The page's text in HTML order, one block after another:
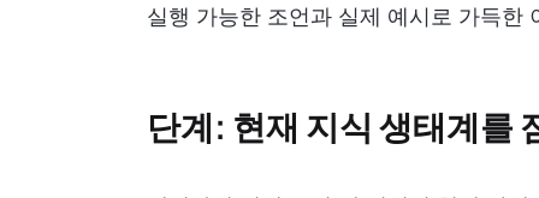
실행 가능한 조언과 실제 예시로 가득한
단계: 현재 지식 생태계를